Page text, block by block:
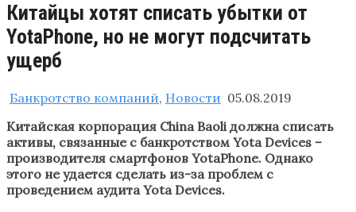
Китайцы хотят списать убытки от
YotaPhone, но не могут подсчитать
ущерб
Банкротство компаний, Новости 05.08.2019
Китайская корпорация China Baoli должна списать
активы, связанные с банкротством Yota Devices –
производителя смартфонов YotaPhone. Однако
этого не удается сделать из-за проблем с
проведением аудита Yota Devices.